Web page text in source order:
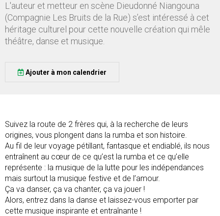
L'auteur et metteur en scène Dieudonné Niangouna
(Compagnie Les Bruits de la Rue) s’est intéressé à cet
héritage culturel pour cette nouvelle création qui mêle
théâtre, danse et musique.
Ajouter à mon calendrier
Suivez la route de 2 frères qui, à la recherche de leurs
origines, vous plongent dans la rumba et son histoire.
Au fil de leur voyage pétillant, fantasque et endiablé, ils nous
entraînent au cœur de ce qu’est la rumba et ce qu’elle
représente : la musique de la lutte pour les indépendances
mais surtout la musique festive et de l’amour.
Ça va danser, ça va chanter, ça va jouer !
Alors, entrez dans la danse et laissez-vous emporter par
cette musique inspirante et entraînante !